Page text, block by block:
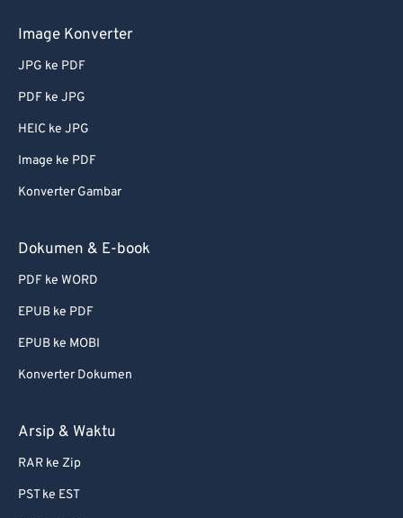
Image Konverter
JPG ke PDF
PDF ke JPG
HEIC ke JPG
Image ke PDF
Konverter Gambar
Dokumen & E-book
PDF ke WORD
EPUB ke PDF
EPUB ke MOBI
Konverter Dokumen
Arsip & Waktu
RAR ke Zip
PST ke EST